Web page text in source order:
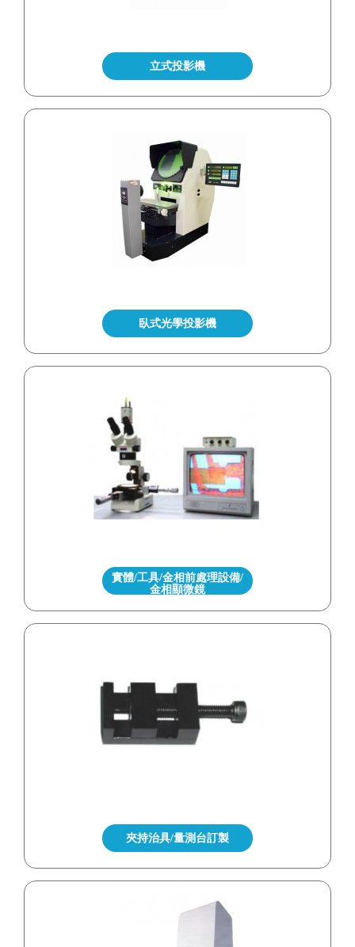
立式投影機
臥式光學投影機
實體/工具/金相前處理設備/
金相顯微鏡
夾持治具/量測台訂製